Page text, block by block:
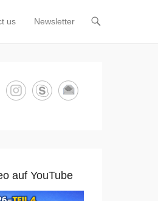
us Newsletter
auf YouTube